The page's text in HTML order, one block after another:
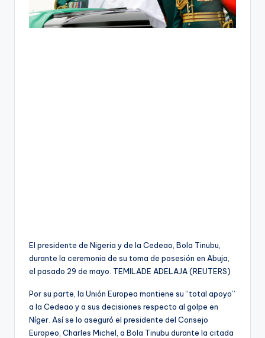
El presidente de Nigeria y de la Cedeao, Bola Tinubu,
durante la ceremonia de su toma de posesión en Abuja,
el pasado 29 de mayo. TEMILADE ADELAJA (REUTERS)
Por su parte, la Unión Europea mantiene su “total apoyo”
a la Cedeao y a sus decisiones respecto al golpe en
Níger. Así se lo aseguró el presidente del Consejo
Europeo, Charles Michel, a Bola Tinubu durante la citada